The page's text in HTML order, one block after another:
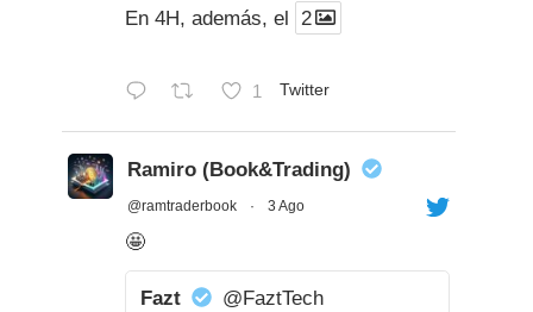
En 4H, además, el
2
1 Twitter
Ramiro (Book&Trading)
@ramtraderbook · 3 Ago
🤩
Fazt
@FaztTech